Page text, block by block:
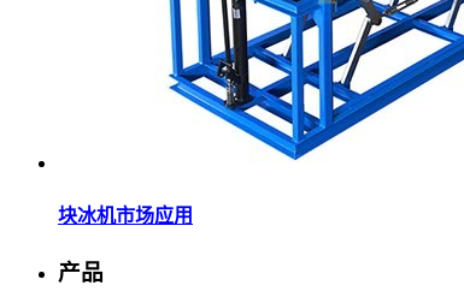
块冰机市场应用
产品